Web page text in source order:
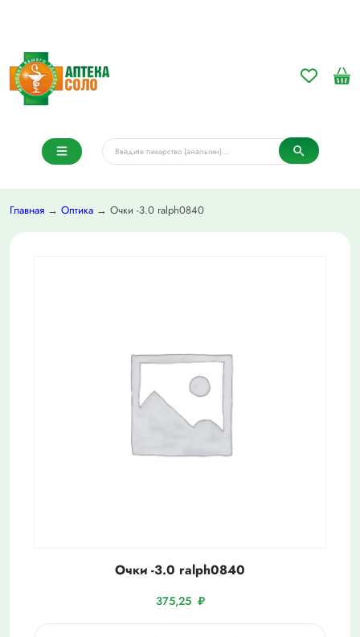
Главная → Оптика → Очки -3.0 ralph0840
Очки -3.0 ralph0840
375,25 ₽